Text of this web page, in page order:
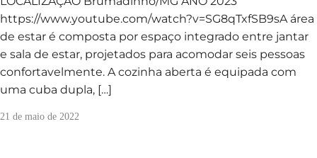
https://www.youtube.com/watch?v=SG8qTxfSB9sA área
de estar é composta por espaço integrado entre jantar
e sala de estar, projetados para acomodar seis pessoas
confortavelmente. A cozinha aberta é equipada com
uma cuba dupla, […]
21 de maio de 2022